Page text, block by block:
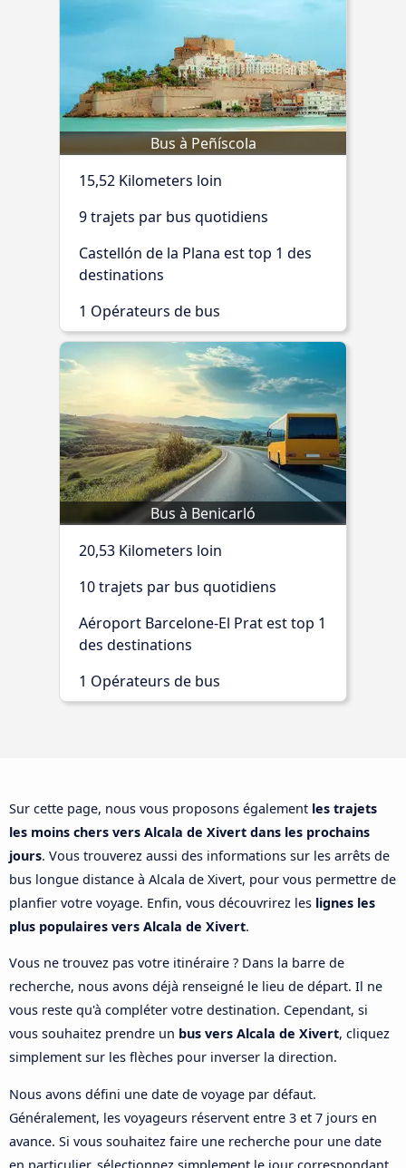
Bus à Peñíscola
15,52 Kilometers loin
9 trajets par bus quotidiens
Castellón de la Plana est top 1 des
destinations
1 Opérateurs de bus
Bus à Benicarló
20,53 Kilometers loin
10 trajets par bus quotidiens
Aéroport Barcelone-El Prat est top 1
des destinations
1 Opérateurs de bus
Sur cette page, nous vous proposons également les trajets
les moins chers vers Alcala de Xivert dans les prochains
jours. Vous trouverez aussi des informations sur les arrêts de
bus longue distance à Alcala de Xivert, pour vous permettre de
planfier votre voyage. Enfin, vous découvrirez les lignes les
plus populaires vers Alcala de Xivert.
Vous ne trouvez pas votre itinéraire ? Dans la barre de
recherche, nous avons déjà renseigné le lieu de départ. Il ne
vous reste qu'à compléter votre destination. Cependant, si
vous souhaitez prendre un bus vers Alcala de Xivert, cliquez
simplement sur les flèches pour inverser la direction.
Nous avons défini une date de voyage par défaut.
Généralement, les voyageurs réservent entre 3 et 7 jours en
avance. Si vous souhaitez faire une recherche pour une date
en particulier, sélectionnez simplement le jour correspondant